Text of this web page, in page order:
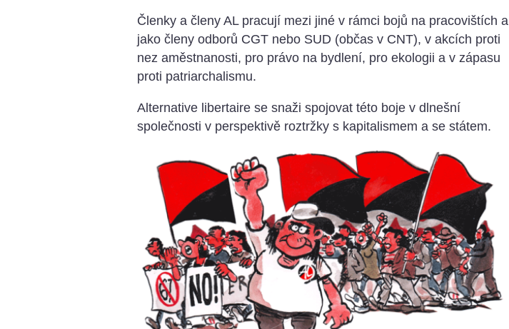
Členky a členy AL pracují mezi jiné v rámci bojů na pracovištích a
jako členy odborů CGT nebo SUD (občas v CNT), v akcích proti
nez aměstnanosti, pro právo na bydlení, pro ekologii a v zápasu
proti patriarchalismu.
Alternative libertaire se snaži spojovat této boje v dlnešní
společnosti v perspektivě roztržky s kapitalismem a se státem.